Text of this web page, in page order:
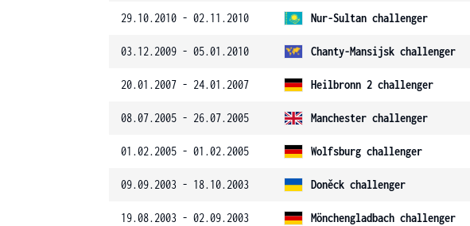
29.10.2010 - 02.11.2010 Nur-Sultan challenger
03.12.2009 - 05.01.2010 Chanty-Mansijsk challenger
20.01.2007 - 24.01.2007 Heilbronn 2 challenger
08.07.2005 - 26.07.2005 Manchester challenger
01.02.2005 - 01.02.2005 Wolfsburg challenger
09.09.2003 - 18.10.2003 Doněck challenger
19.08.2003 - 02.09.2003 Mönchengladbach challenger